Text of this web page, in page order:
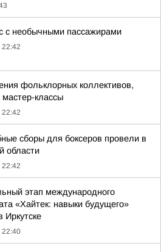
с необычными пассажирами
22:42
фольклорных коллективов,
классы
22:42
сборы для боксеров провели в
области
22:42
этап международного
«Хайтек: навыки будущего»
Иркутске
22:40